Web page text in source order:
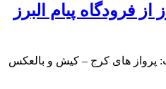
فرودگاه پیام البرز
پرواز های کرج – کیش و بالعکس